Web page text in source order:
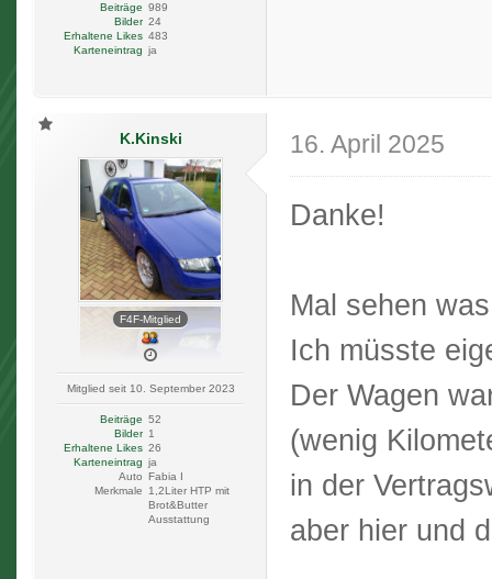
Beiträge 989
Bilder 24
Erhaltene Likes 483
Karteneintrag ja
K.Kinski
F4F-Mitglied
Mitglied seit 10. September 2023
Beiträge 52
Bilder 1
Erhaltene Likes 26
Karteneintrag ja
Auto Fabia I
Merkmale
1,2Liter HTP mit
Brot&Butter
Ausstattung
16. April 2025
Danke!
Mal sehen
Ich müsste
Der Wagen
(wenig
in der
aber hier und